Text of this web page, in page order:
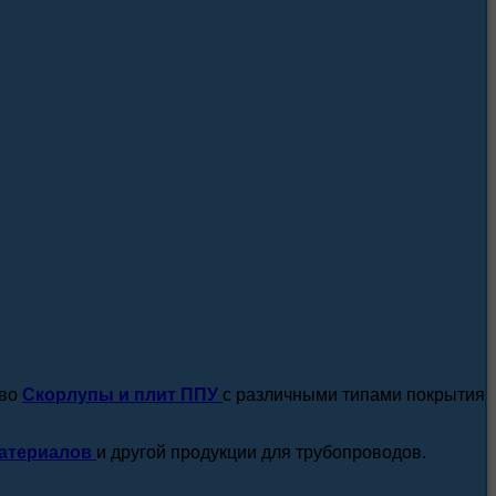
Скорлупы и плит ППУ с различными типами покрытия
и другой продукции для трубопроводов.